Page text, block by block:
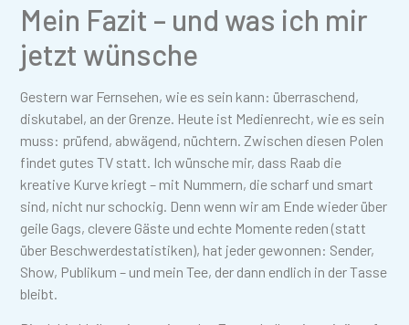
Mein Fazit – und was ich mir
jetzt wünsche
Gestern war Fernsehen, wie es sein kann: überraschend,
diskutabel, an der Grenze. Heute ist Medienrecht, wie es sein
muss: prüfend, abwägend, nüchtern. Zwischen diesen Polen
findet gutes TV statt. Ich wünsche mir, dass Raab die
kreative Kurve kriegt – mit Nummern, die scharf und smart
sind, nicht nur schockig. Denn wenn wir am Ende wieder über
geile Gags, clevere Gäste und echte Momente reden (statt
über Beschwerdestatistiken), hat jeder gewonnen: Sender,
Show, Publikum – und mein Tee, der dann endlich in der Tasse
bleibt.